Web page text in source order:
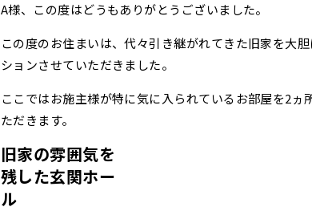
A様、この度はどうもありがとうございました。
この度のお住まいは、代々引き継がれてきた旧家を大
ションさせていただきました。
ここではお施主様が特に気に入られているお部屋を2ヵ
ただきます。
旧家の雰囲気を
残した玄関ホー
ル